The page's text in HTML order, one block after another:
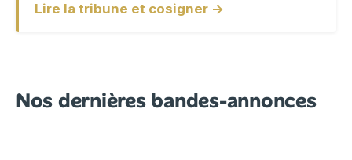
Lire la tribune et cosigner →
Nos dernières bandes-annonces